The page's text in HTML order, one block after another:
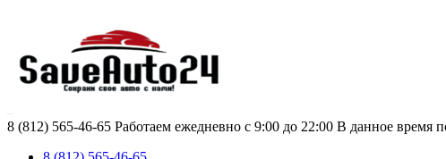
8 (812) 565-46-65 Работаем ежедневно с 9:00 до 22:00 В данное время